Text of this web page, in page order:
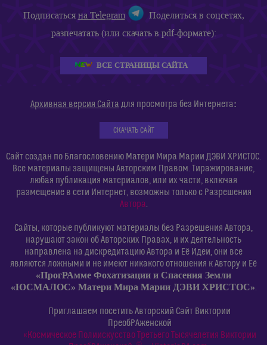
Подписатьсяна Telegram
Поделиться в соцсетях,
разпечатать (или скачать в pdf-формате):
ВСЕ СТРАНИЦЫ САЙТА
Архивная версия Сайта для просмотра без Интернета:
СКАЧАТЬ САЙТ
Сайт создан по Благословению Матери Мира Марии ДЭВИ ХРИСТОС.
Все материалы защищены Авторским Правом. Тиражирование,
любая публикация материалов, или их части, включая
размещение в сети Интернет, возможны только с Разрешения
Автора.
Сайты, которые публикуют материалы без Разрешения Автора,
нарушают закон об Авторских Правах, и их деятельность
направлена на дискредитацию Автора и Её Идеи, они все
являются ложными и не имеют никакого отношения к Автору и Её
«ПрогРАмме Фохатизации и Спасения Земли
«ЮСМАЛОС» Матери Мира Марии ДЭВИ ХРИСТОС».
Приглашаем посетить Авторский Сайт Виктории
ПреобРАженской
«Космическое Полиискусство Третьего Тысячелетия Виктории